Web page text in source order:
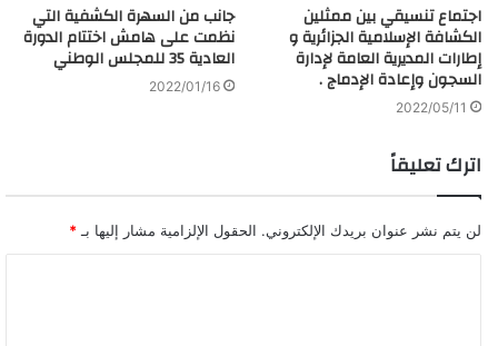
اجتماع تنسيقي بين ممثلين
الكشافة الإسلامية الجزائرية و
إطارات المديرية العامة لإدارة
السجون وإعادة الإدماج .
2022/05/11
جانب من السهرة الكشفية التي
نظمت على هامش اختتام الدورة
العادية 35 للمجلس الوطني
2022/01/16
اترك تعليقاً
لن يتم نشر عنوان بريدك الإلكتروني. الحقول الإلزامية مشار إليها بـ *